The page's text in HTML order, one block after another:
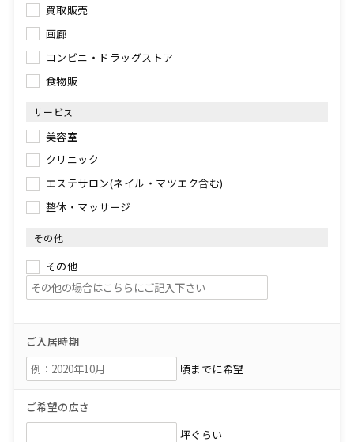
買取販売
画廊
コンビニ・ドラッグストア
食物販
サービス
美容室
クリニック
エステサロン(ネイル・マツエク含む)
整体・マッサージ
その他
その他
ご入居時期
頃までに希望
ご希望の広さ
坪ぐらい